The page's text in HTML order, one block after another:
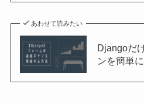
あわせて読みたい
Djangoだ
ンを簡単